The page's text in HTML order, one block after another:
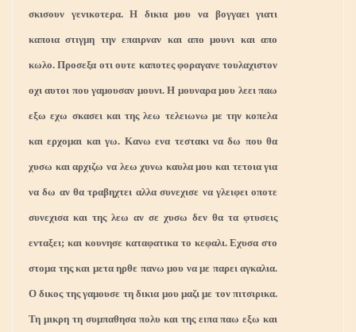
σκισουν γενικοτερα. Η δικια μου να βογγαει γιατι
καποια στιγμη την επαιρναν και απο μουνι και απο
κωλο. Προσεξα οτι ουτε καποτες φοραγανε τουλαχιστον
οχι αυτοι που γαμουσαν μουνι. Η μουναρα μου λεει παω
εξω εχω σκασει και της λεω τελειωνω με την κοπελα
και ερχομαι και γω. Κανω ενα τεστακι να δω που θα
χυσω και αρχιζω να λεω χυνω καυλα μου και τετοια για
να δω αν θα τραβηχτει αλλα συνεχισε να γλειφει οποτε
συνεχισα και της λεω αν σε χυσω δεν θα τα φτυσεις
ενταξει; και κουνησε καταφατικα το κεφαλι. Εχυσα στο
στομα της και μετα ηρθε πανω μου να με παρει αγκαλια.
Ο δικος της γαμουσε τη δικια μου μαζι με τον πιτσιρικα.
Τη μικρη τη συμπαθησα πολυ και της ειπα παω εξω και